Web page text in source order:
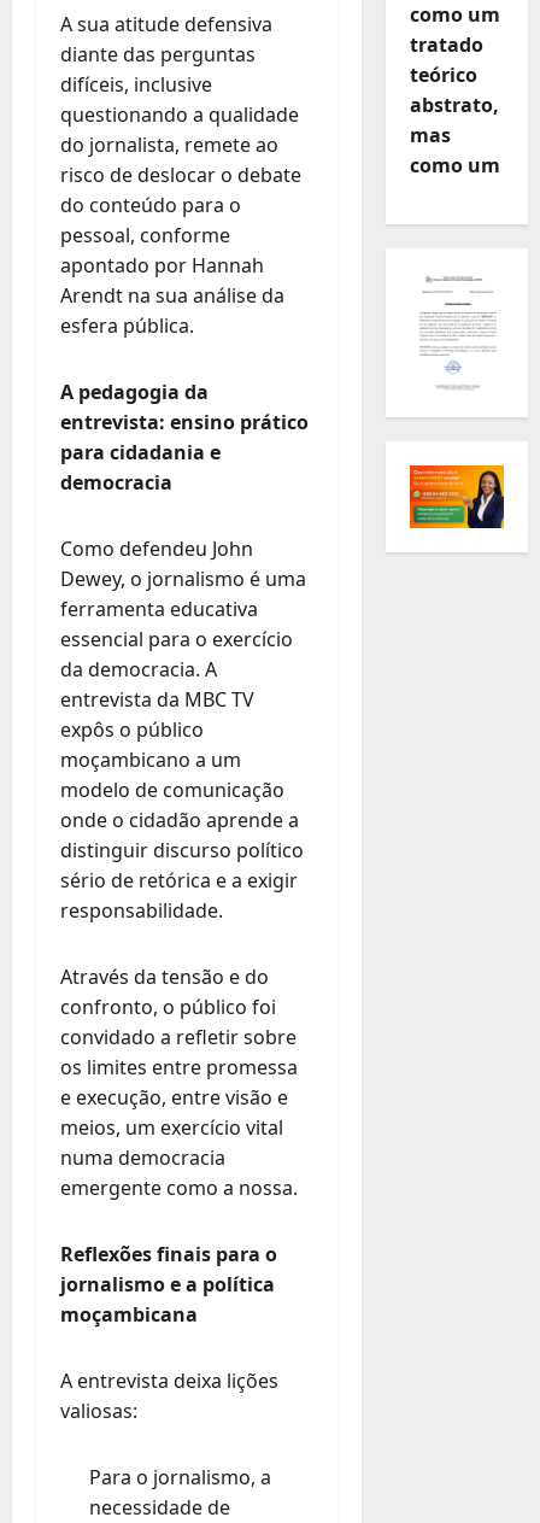
A sua atitude defensiva
diante das perguntas
difíceis, inclusive
questionando a qualidade
do jornalista, remete ao
risco de deslocar o debate
do conteúdo para o
pessoal, conforme
apontado por Hannah
Arendt na sua análise da
esfera pública.
A pedagogia da
entrevista: ensino prático
para cidadania e
democracia
Como defendeu John
Dewey, o jornalismo é uma
ferramenta educativa
essencial para o exercício
da democracia. A
entrevista da MBC TV
expôs o público
moçambicano a um
modelo de comunicação
onde o cidadão aprende a
distinguir discurso político
sério de retórica e a exigir
responsabilidade.
Através da tensão e do
confronto, o público foi
convidado a refletir sobre
os limites entre promessa
e execução, entre visão e
meios, um exercício vital
numa democracia
emergente como a nossa.
Reflexões finais para o
jornalismo e a política
moçambicana
A entrevista deixa lições
valiosas:
Para o jornalismo, a
necessidade de
como um
tratado
teórico
abstrato,
mas
como um